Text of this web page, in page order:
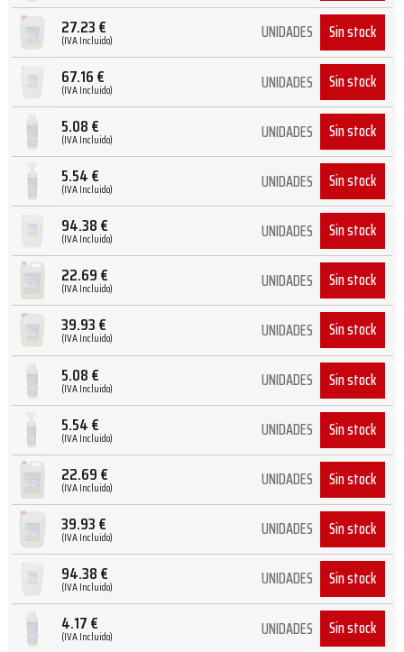
27.23€
(IVA Incluido) UNIDADES Sin stock
67.16€
(IVA Incluido) UNIDADES Sin stock
5.08€
(IVA Incluido) UNIDADES Sin stock
5.54€
(IVA Incluido) UNIDADES Sin stock
94.38€
(IVA Incluido) UNIDADES Sin stock
22.69€
(IVA Incluido) UNIDADES Sin stock
39.93€
(IVA Incluido) UNIDADES Sin stock
5.08€
(IVA Incluido) UNIDADES Sin stock
5.54€
(IVA Incluido) UNIDADES Sin stock
22.69€
(IVA Incluido) UNIDADES Sin stock
39.93€
(IVA Incluido) UNIDADES Sin stock
94.38€
(IVA Incluido) UNIDADES Sin stock
4.17€
(IVA Incluido) UNIDADES Sin stock